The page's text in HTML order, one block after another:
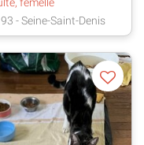
93 - Seine-Saint-Denis